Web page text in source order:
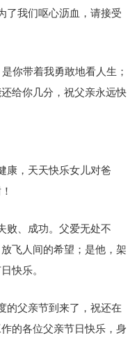
了我们呕心沥血，请接受
你带着我勇敢地看人生；
给你几分，祝父亲永远快
康，天天快乐女儿对爸
败、成功。父爱无处不
飞人间的希望；是他，架
快乐。
的父亲节到来了，祝还在
的各位父亲节日快乐，身